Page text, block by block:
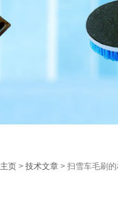
主页 >技术文章 > 扫雪车毛刷